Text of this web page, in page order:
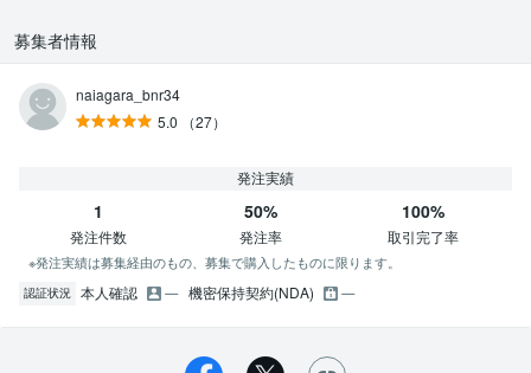
募集者情報
naiagara_bnr34
5.0
（27）
発注実績
1
発注件数
50%
発注率
100%
取引完了率
※発注実績は募集経由のもの、募集で購入したものに限ります。
認証状況 本人確認 機密保持契約(NDA)